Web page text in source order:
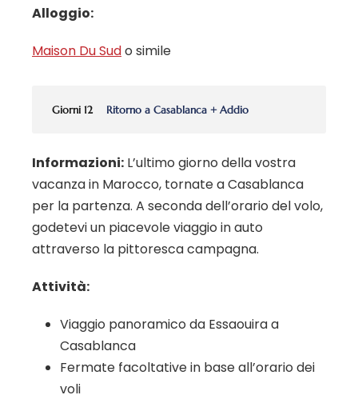
Alloggio:
Maison Du Sudo simile
Giorni 12 Ritorno a Casablanca + Addio
Informazioni: L’ultimo giorno della vostra
vacanza in Marocco, tornate a Casablanca
per la partenza. A seconda dell’orario del volo,
godetevi un piacevole viaggio in auto
attraverso la pittoresca campagna.
Attività:
Viaggio panoramico da Essaouira a
Casablanca
Fermate facoltative in base all’orario dei
voli